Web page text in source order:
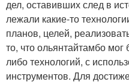
дел, оставивших след в
лежали какие-то
планов, целей,
то, что ольянтайтамбо
либо технологий, с
инструментов. Для